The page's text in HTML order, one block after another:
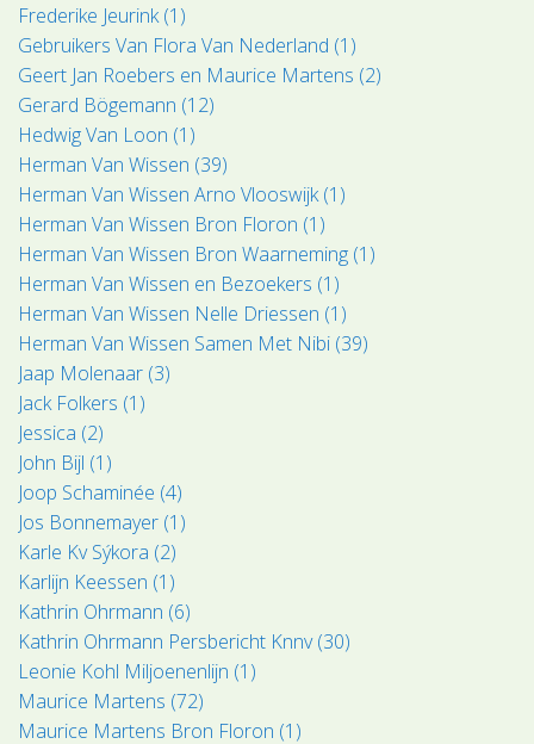
Frederike Jeurink (1)
Gebruikers Van Flora Van Nederland (1)
Geert Jan Roebers en Maurice Martens (2)
Gerard Bögemann (12)
Hedwig Van Loon (1)
Herman Van Wissen (39)
Herman Van Wissen Arno Vlooswijk (1)
Herman Van Wissen Bron Floron (1)
Herman Van Wissen Bron Waarneming (1)
Herman Van Wissen en Bezoekers (1)
Herman Van Wissen Nelle Driessen (1)
Herman Van Wissen Samen Met Nibi (39)
Jaap Molenaar (3)
Jack Folkers (1)
Jessica (2)
John Bijl (1)
Joop Schaminée (4)
Jos Bonnemayer (1)
Karle Kv Sýkora (2)
Karlijn Keessen (1)
Kathrin Ohrmann (6)
Kathrin Ohrmann Persbericht Knnv (30)
Leonie Kohl Miljoenenlijn (1)
Maurice Martens (72)
Maurice Martens Bron Floron (1)